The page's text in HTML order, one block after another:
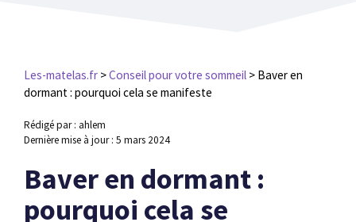
Les-matelas.fr >Conseil pour votre sommeil > Baver en
dormant : pourquoi cela se manifeste
Rédigé par : ahlem
Dernière mise à jour : 5 mars 2024
Baver en dormant :
pourquoi cela se